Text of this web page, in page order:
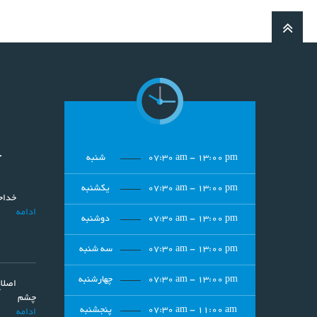
ادامه
چشم
ادامه
شنبه 07:30 am - 13:00 pm
یکشنبه 07:30 am - 13:00 pm
دوشنبه 07:30 am - 13:00 pm
سه شنبه 07:30 am - 13:00 pm
چهارشنبه 07:30 am - 13:00 pm
پنجشنبه 07:30 am - 11:00 am